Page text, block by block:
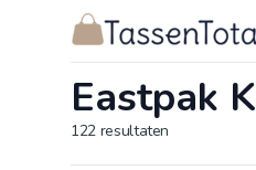
Logo Tassentotaal.nl
Eastpak
122 resultaten